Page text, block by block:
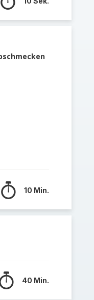
10 Min.
40 Min.